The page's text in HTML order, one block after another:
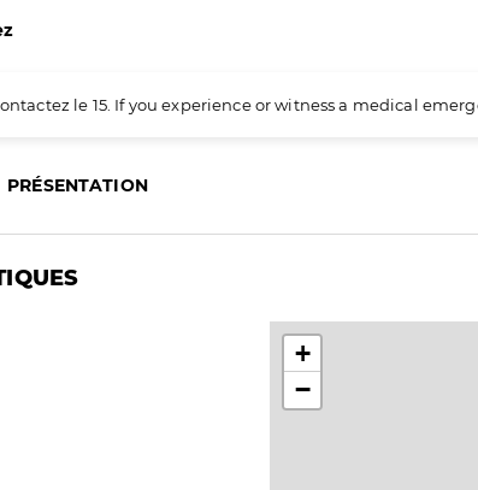
le 15. If you experience or witness a medical
PRÉSENTATION
+
−